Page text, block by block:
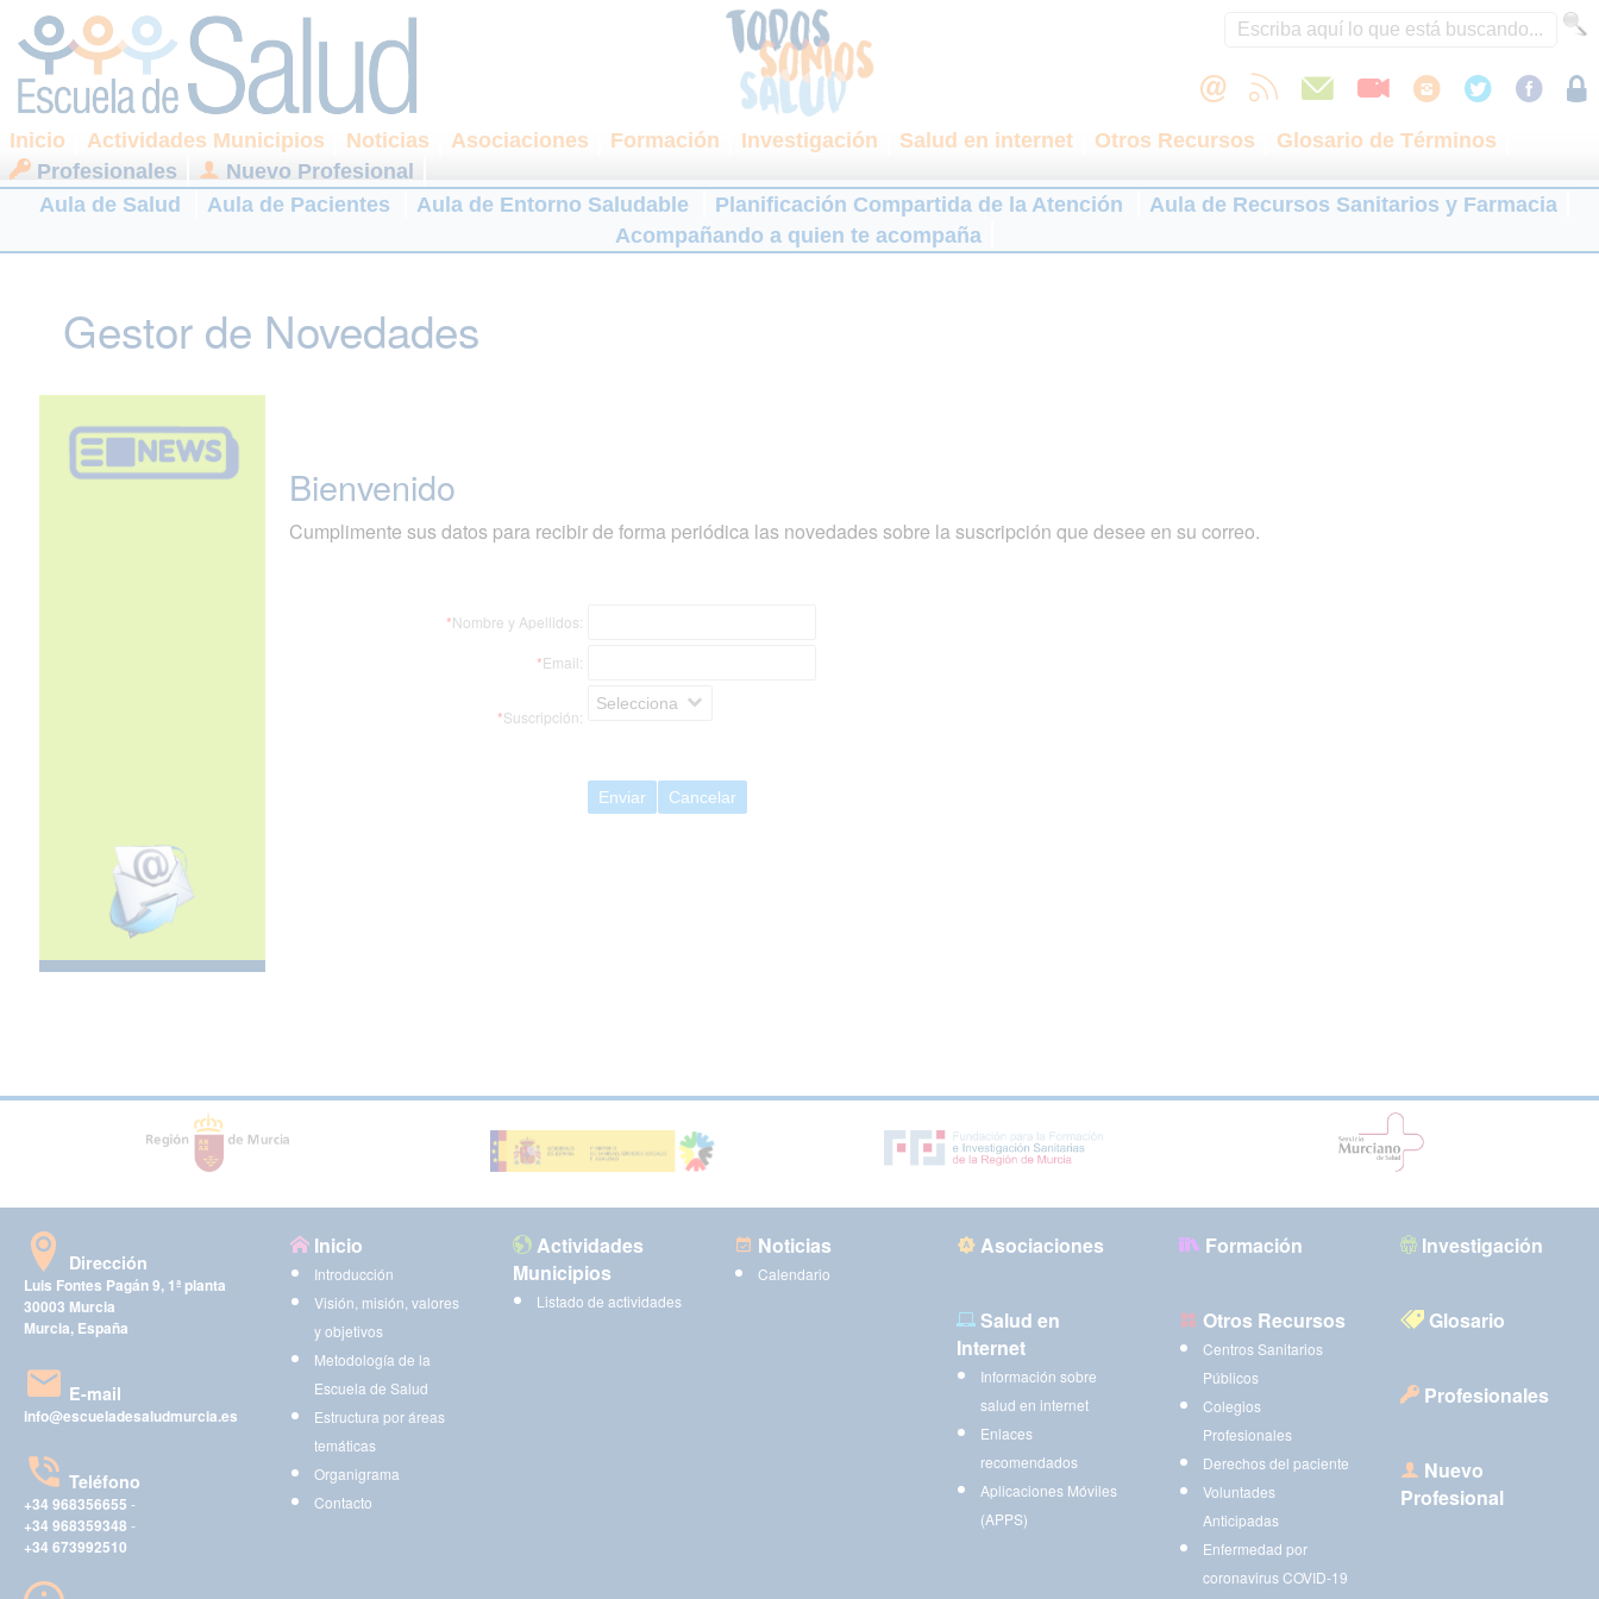
Inicio Actividades Municipios Noticias Asociaciones Formación Investigación Salud en internet Otros Recursos
Glosario de Términos
Profesionales
Nuevo Profesional
Aula de Salud
Aula de Pacientes Aula de Entorno Saludable Planificación Compartida de la Atención
Aula de Recursos Sanitarios y Farmacia
Acompañando a quien te acompaña
Gestor de Novedades
Bienvenido
Cumplimente sus datos para recibir de forma periódica las novedades sobre la suscripción que desee en su correo.
*Nombre y Apellidos:
*Email:
*Suscripción:
Selecciona
Enviar Cancelar
Dirección
Luis Fontes Pagán 9, 1ª planta
30003 Murcia
Murcia, España
E-mail
info@escueladesaludmurcia.es
Teléfono
+34 968356655 -
+34 968359348 -
+34 673992510
Inicio
Introducción
Visión, misión, valores
y objetivos
Metodología de la
Escuela de Salud
Estructura por áreas
temáticas
Organigrama
Contacto
Actividades
Municipios
Listado de actividades
Noticias
Calendario
Asociaciones Formación Investigación
Salud en
Internet
Información sobre
salud en internet
Enlaces
recomendados
Aplicaciones Móviles
(APPS)
Otros Recursos
Centros Sanitarios
Públicos
Colegios
Profesionales
Derechos del paciente
Voluntades
Anticipadas
Enfermedad por
coronavirus COVID-19
Glosario
Profesionales
Nuevo
Profesional